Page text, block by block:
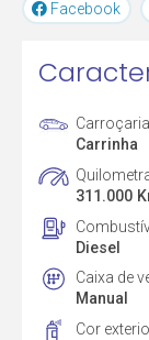
Facebook
Carroçaria
Carrinha
311.000
Diesel
Caixa de
Manual
Cor